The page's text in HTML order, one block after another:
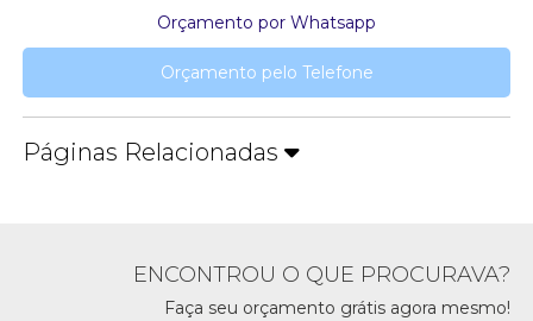
Orçamento por Whatsapp
Orçamento pelo Telefone
Páginas Relacionadas
ENCONTROU O QUE PROCURAVA?
Faça seu orçamento grátis agora mesmo!